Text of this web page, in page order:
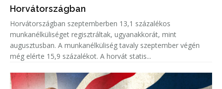
Horvátországban
Horvátországban szeptemberben 13,1 százalékos
munkanélküliséget regisztráltak, ugyanakkorát, mint
augusztusban. A munkanélküliség tavaly szeptember végén
még elérte 15,9 százalékot. A horvát statis...